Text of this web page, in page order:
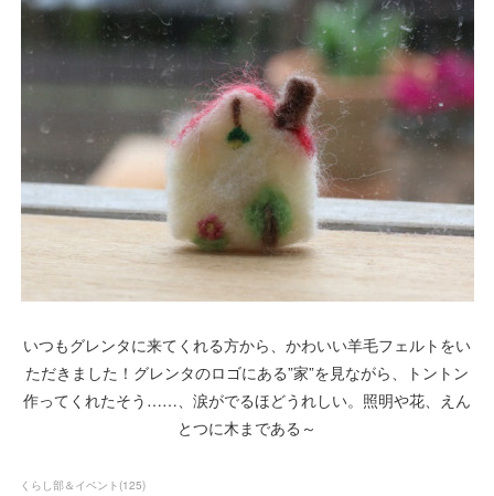
いつもグレンタに来てくれる方から、かわいい羊毛フェルトをい
ただきました！グレンタのロゴにある”家”を見ながら、トントン
作ってくれたそう……、涙がでるほどうれしい。照明や花、えん
とつに木まである～
くらし部＆イベント (125)